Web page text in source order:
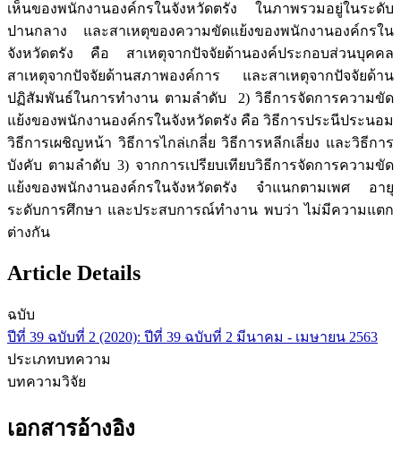
เห็นของพนักงานองค์กรในจังหวัดตรัง ในภาพรวมอยู่ในระดับ
ปานกลาง และสาเหตุของความขัดแย้งของพนักงานองค์กรใน
จังหวัดตรัง คือ สาเหตุจากปัจจัยด้านองค์ประกอบส่วนบุคคล
สาเหตุจากปัจจัยด้านสภาพองค์การ และสาเหตุจากปัจจัยด้าน
ปฏิสัมพันธ์ในการทำงาน ตามลำดับ 2) วิธีการจัดการความขัด
แย้งของพนักงานองค์กรในจังหวัดตรัง คือ วิธีการประนีประนอม
วิธีการเผชิญหน้า วิธีการไกล่เกลี่ย วิธีการหลีกเลี่ยง และวิธีการ
บังคับ ตามลำดับ 3) จากการเปรียบเทียบวิธีการจัดการความขัด
แย้งของพนักงานองค์กรในจังหวัดตรัง จำแนกตามเพศ อายุ
ระดับการศึกษา และประสบการณ์ทำงาน พบว่า ไม่มีความแตก
ต่างกัน
Article Details
ฉบับ
ปีที่ 39 ฉบับที่ 2 (2020): ปีที่ 39 ฉบับที่ 2 มีนาคม - เมษายน 2563
ประเภทบทความ
บทความวิจัย
เอกสารอ้างอิง